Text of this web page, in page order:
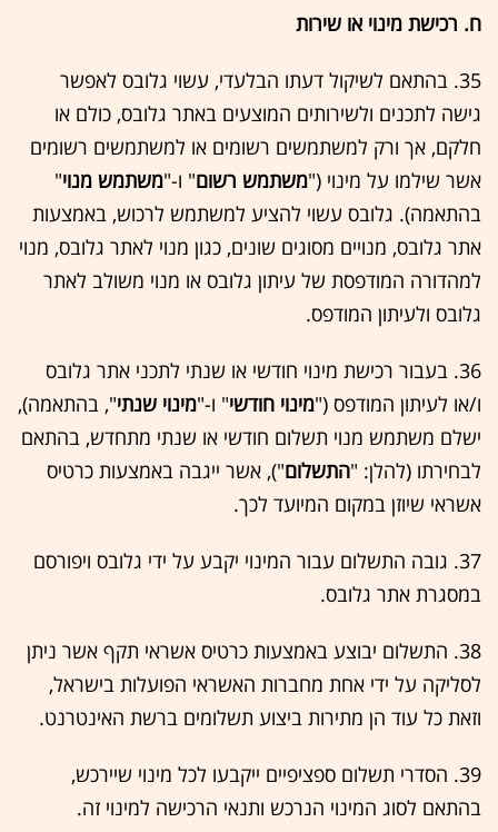
ח. רכישת מינוי או שירות
35. בהתאם לשיקול דעתו הבלעדי, עשוי גלובס לאפשר
גישה לתכנים ולשירותים המוצעים באתר גלובס, כולם או
חלקם, אך ורק למשתמשים רשומים או למשתמשים רשומים
אשר שילמו על מינוי ("משתמש רשום" ו-"משתמש מנוי"
בהתאמה). גלובס עשוי להציע למשתמש לרכוש, באמצעות
אתר גלובס, מנויים מסוגים שונים, כגון מנוי לאתר גלובס, מנוי
למהדורה המודפסת של עיתון גלובס או מנוי משולב לאתר
גלובס ולעיתון המודפס.
36. בעבור רכישת מינוי חודשי או שנתי לתכני אתר גלובס
ו/או לעיתון המודפס ("מינוי חודשי" ו-"מינוי שנתי", בהתאמה),
ישלם משתמש מנוי תשלום חודשי או שנתי מתחדש, בהתאם
לבחירתו (להלן: "התשלום"), אשר ייגבה באמצעות כרטיס
אשראי שיוזן במקום המיועד לכך.
37. גובה התשלום עבור המינוי יקבע על ידי גלובס ויפורסם
במסגרת אתר גלובס.
38. התשלום יבוצע באמצעות כרטיס אשראי תקף אשר ניתן
לסליקה על ידי אחת מחברות האשראי הפועלות בישראל,
וזאת כל עוד הן מתירות ביצוע תשלומים ברשת האינטרנט.
39. הסדרי תשלום ספציפיים ייקבעו לכל מינוי שיירכש,
בהתאם לסוג המינוי הנרכש ותנאי הרכישה למינוי זה.